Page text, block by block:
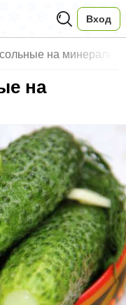
Вход
на минераль
на